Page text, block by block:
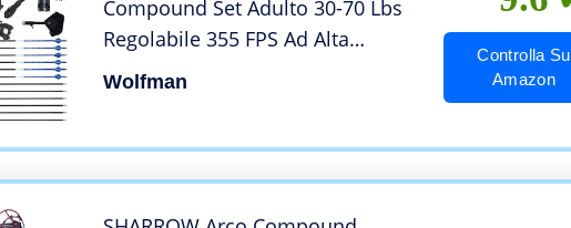
Compound Set Adulto 30-70 Lbs
Regolabile 355 FPS Ad Alta
velocità Arco da Caccia Pesca con
Wolfman
Controlla Su
Amazon